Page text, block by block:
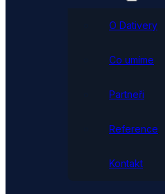
O Dativery
Co umíme
Partneři
Reference
Kontakt